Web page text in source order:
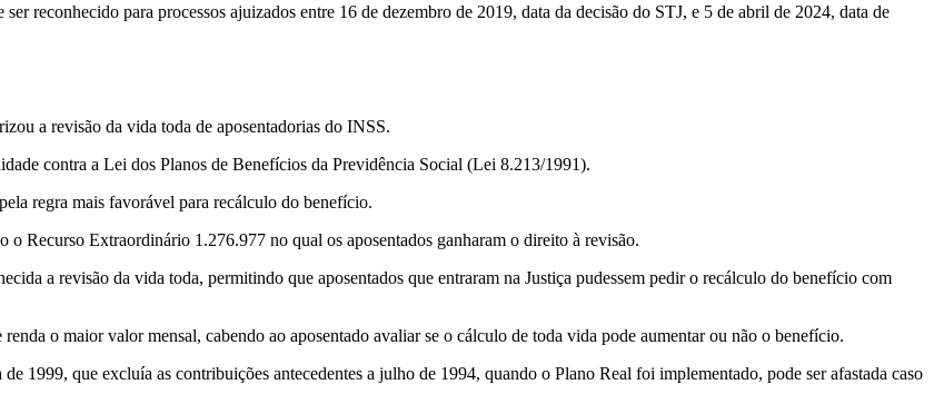
reconhecido para processos ajuizados entre 16 de dezembro de 2019, data da decisão do STJ, e 5 de abril de 2024, data de
a revisão da vida toda de aposentadorias do INSS.
contra a Lei dos Planos de Benefícios da Previdência Social (Lei 8.213/1991).
regra mais favorável para recálculo do benefício.
Recurso Extraordinário 1.276.977 no qual os aposentados ganharam o direito à revisão.
a revisão da vida toda, permitindo que aposentados que entraram na Justiça pudessem pedir o recálculo do benefício com
o maior valor mensal, cabendo ao aposentado avaliar se o cálculo de toda vida pode aumentar ou não o benefício.
1999, que excluía as contribuições antecedentes a julho de 1994, quando o Plano Real foi implementado, pode ser afastada caso